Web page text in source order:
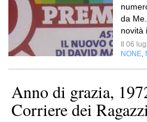
da
novità
Il 06
NONE
Anno di grazia,
Corriere dei